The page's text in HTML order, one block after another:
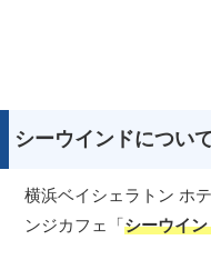
シーウインドについ
横浜ベイシェラトン ホ
ンジカフェ「シーウイン